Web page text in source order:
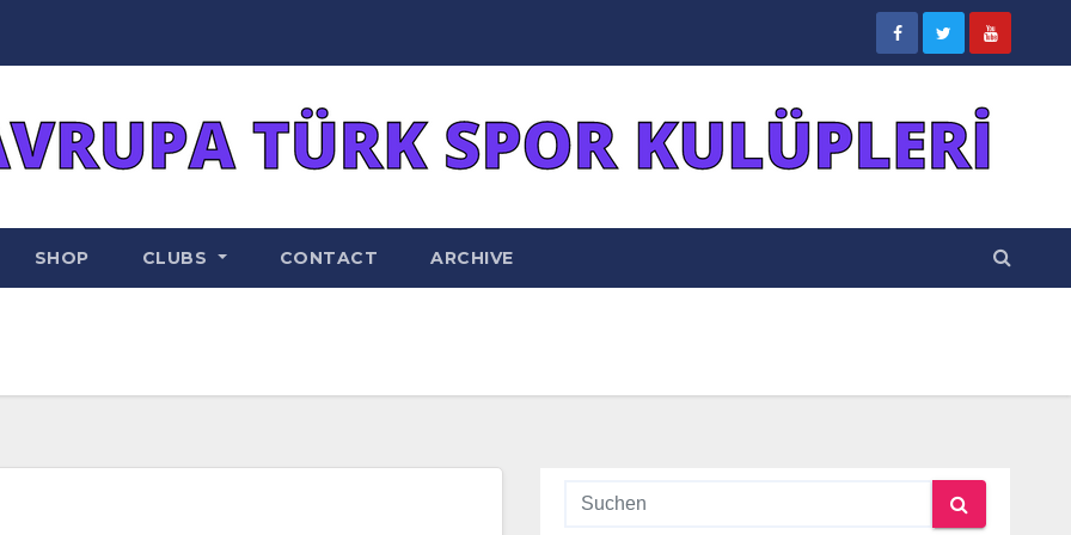
SHOP CLUBS CONTACT ARCHIVE